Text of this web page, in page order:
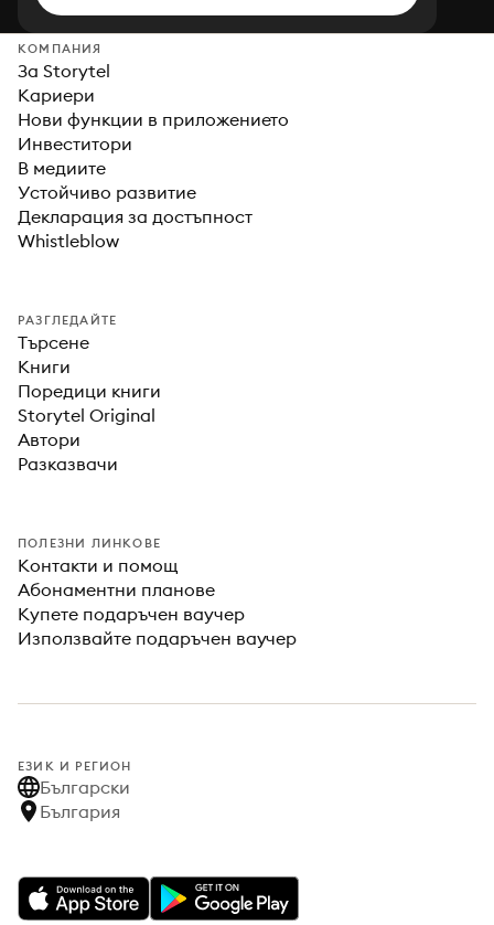
КОМПАНИЯ
За Storytel
Кариери
Нови функции в приложението
Инвеститори
В медиите
Устойчиво развитие
Декларация за достъпност
Whistleblow
РАЗГЛЕДАЙТЕ
Търсене
Книги
Поредици книги
Storytel Original
Автори
Разказвачи
ПОЛЕЗНИ ЛИНКОВЕ
Контакти и помощ
Абонаментни планове
Купете подаръчен ваучер
Използвайте подаръчен ваучер
ЕЗИК И РЕГИОН
Български
България